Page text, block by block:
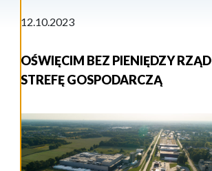
12.10.2023
OŚWIĘCIM BEZ PIENIĘDZY
STREFĘ GOSPODARCZĄ